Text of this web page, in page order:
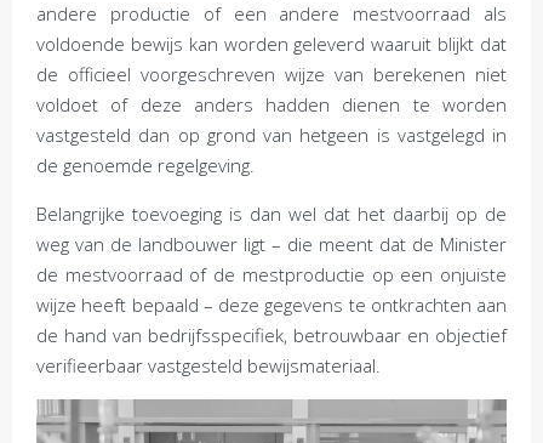
andere productie of een andere mestvoorraad als
voldoende bewijs kan worden geleverd waaruit blijkt dat
de officieel voorgeschreven wijze van berekenen niet
voldoet of deze anders hadden dienen te worden
vastgesteld dan op grond van hetgeen is vastgelegd in
de genoemde regelgeving.
Belangrijke toevoeging is dan wel dat het daarbij op de
weg van de landbouwer ligt – die meent dat de Minister
de mestvoorraad of de mestproductie op een onjuiste
wijze heeft bepaald – deze gegevens te ontkrachten aan
de hand van bedrijfsspecifiek, betrouwbaar en objectief
verifieerbaar vastgesteld bewijsmateriaal.